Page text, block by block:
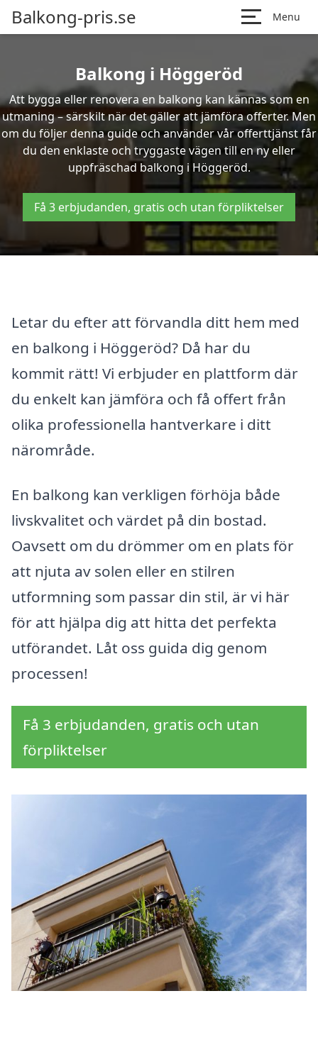
Balkong-pris.se Menu
Balkong i Höggeröd
Att bygga eller renovera en balkong kan kännas som en
utmaning – särskilt när det gäller att jämföra offerter. Men
om du följer denna guide och använder vår offerttjänst får
du den enklaste och tryggaste vägen till en ny eller
uppfräschad balkong i Höggeröd.
Få 3 erbjudanden, gratis och utan förpliktelser
Letar du efter att förvandla ditt hem med
en balkong i Höggeröd? Då har du
kommit rätt! Vi erbjuder en plattform där
du enkelt kan jämföra och få offert från
olika professionella hantverkare i ditt
närområde.
En balkong kan verkligen förhöja både
livskvalitet och värdet på din bostad.
Oavsett om du drömmer om en plats för
att njuta av solen eller en stilren
utformning som passar din stil, är vi här
för att hjälpa dig att hitta det perfekta
utförandet. Låt oss guida dig genom
processen!
Få 3 erbjudanden, gratis och utan
förpliktelser